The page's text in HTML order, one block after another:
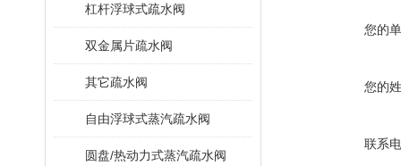
杠杆浮球式疏水阀
双金属片疏水阀
其它疏水阀
自由浮球式蒸汽疏水阀
圆盘/热动力式蒸汽疏水阀
您的
您的
联系